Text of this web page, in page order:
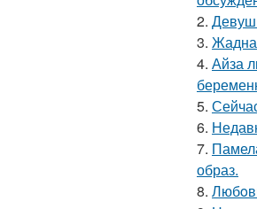
2.
3.
4. Айза
5.
6.
7.
образ.
8.